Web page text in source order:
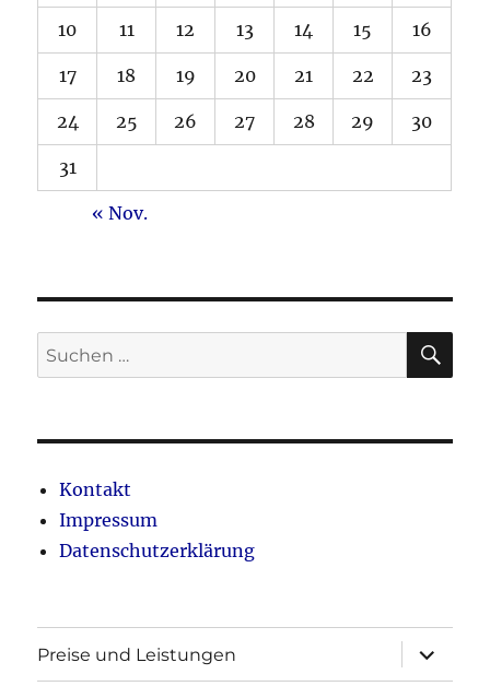
10 11 12 13 14 15 16
17 18 19 20 21 22 23
24 25 26 27 28 29 30
31
« Nov.
Suche
nach:
Kontakt
Impressum
Datenschutzerklärung
Preise und Leistungen
öffnen